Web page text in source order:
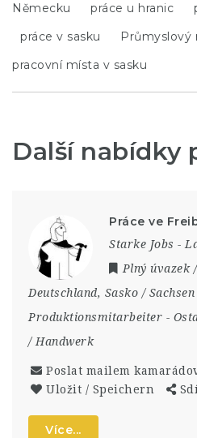
Německu
práce u hranic
práce v sasku
Průmyslový
pracovní místa v sasku
Další nabídky
Práce ve
Starke Jobs -
Plný úvazek
Deutschland, Sasko / Sachsen
Produktionsmitarbeiter -
/ Handwerk
Poslat mailem
Uložit / Speichern
Více...